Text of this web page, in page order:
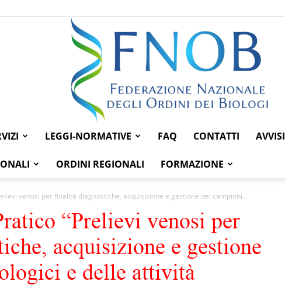
Federazione
LEGGI-NORMATIVE FAQ CONTATTI AVVISI
ORDINI REGIONALI FORMAZIONE
venosi per finalità diagnostiche, acquisizione e gestione dei campioni...
“Prelievi venosi per
acquisizione e gestione
e delle attività